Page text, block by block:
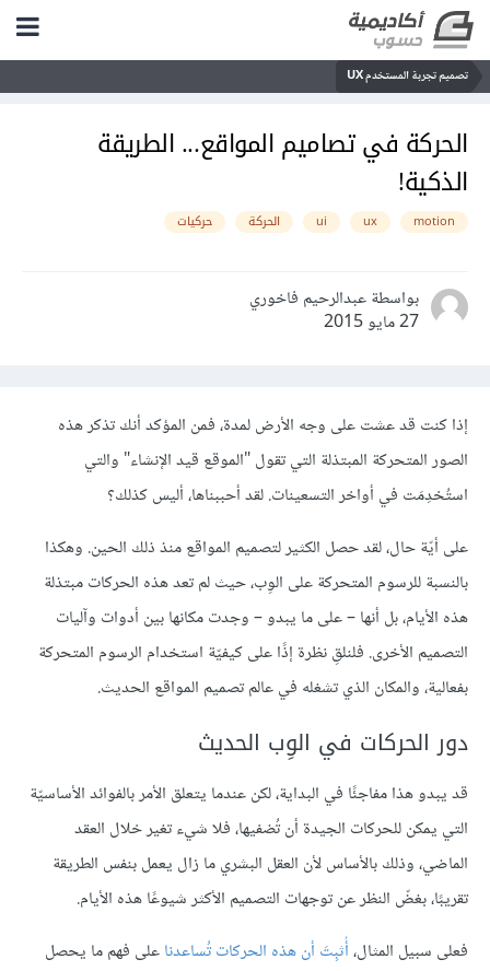
تصميم تجربة المستخدم UX
الحركة في تصاميم المواقع... الطريقة
الذكية!
motion
ux
ui الحركة حركيات
بواسطة عبدالرحيم فاخوري
27 مايو 2015
إذا كنت قد عشت على وجه الأرض لمدة، فمن المؤكد أنك تذكر هذه
الصور المتحركة المبتذلة التي تقول "الموقع قيد الإنشاء" والتي
استُخدِمَت في أواخر التسعينات. لقد أحببناها، أليس كذلك؟
على أيّة حال، لقد حصل الكثير لتصميم المواقع منذ ذلك الحين. وهكذا
بالنسبة للرسوم المتحركة على الوِب، حيث لم تعد هذه الحركات مبتذلة
هذه الأيام، بل أنها – على ما يبدو – وجدت مكانها بين أدوات وآليات
التصميم الأخرى. فلنلقِ نظرة إذًا على كيفيّة استخدام الرسوم المتحركة
بفعالية، والمكان الذي تشغله في عالم تصميم المواقع الحديث.
دور الحركات في الوِب الحديث
قد يبدو هذا مفاجئًا في البداية، لكن عندما يتعلق الأمر بالفوائد الأساسيّة
التي يمكن للحركات الجيدة أن تُضفيها، فلا شيء تغير خلال العقد
الماضي، وذلك بالأساس لأن العقل البشري ما زال يعمل بنفس الطريقة
تقريبًا، بغضّ النظر عن توجهات التصميم الأكثر شيوعًا هذه الأيام.
فعلى سبيل المثال،أُثبِتَ أن هذه الحركات تُساعدناعلى فهم ما يحصل